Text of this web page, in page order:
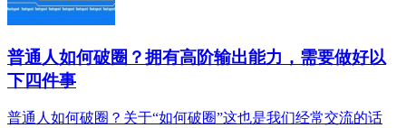
普通人如何破圈？拥有高阶输出能力，需要做好以
下四件事
普通人如何破圈？关于“如何破圈”这也是我们经常交流的话